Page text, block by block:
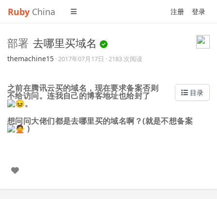
Ruby China 注册 登录
部署 去哪里买域名
themachine15 ·2017年07月17日 · 2183 次阅读
目录
之前在腾讯云买的域名，现在要求备案否则
不给访问。连我自己的博客地址也给封了
。
想问问大佬们都是去哪里买的域名啊？(就是不想备案
)